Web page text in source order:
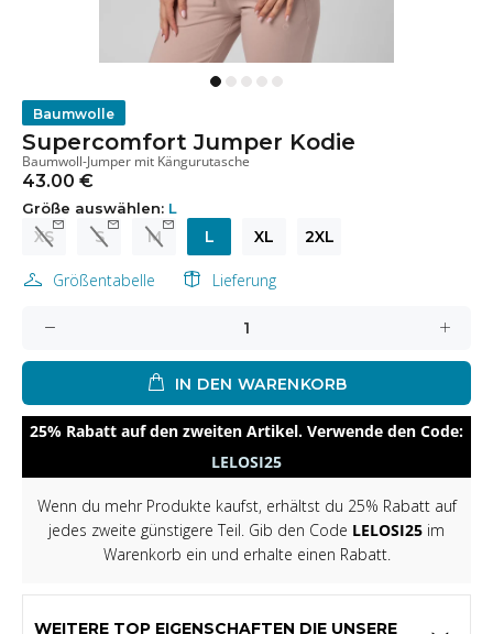
Baumwolle
Supercomfort Jumper Kodie
Baumwoll-Jumper mit Kängurutasche
43.00 €
Größe auswählen: L
XS S M L XL 2XL
Größentabelle Lieferung
IN DEN WARENKORB
25% Rabatt auf den zweiten Artikel. Verwende den Code:
LELOSI25
Wenn du mehr Produkte kaufst, erhältst du 25% Rabatt auf
jedes zweite günstigere Teil. Gib den Code LELOSI25 im
Warenkorb ein und erhalte einen Rabatt.
WEITERE TOP EIGENSCHAFTEN DIE UNSERE